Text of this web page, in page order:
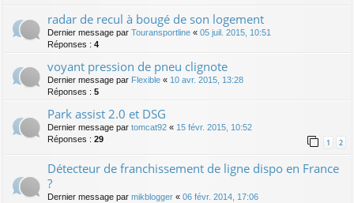
radar de recul à bougé de son logement
Dernier message par Touransportline « 05 juil. 2015, 10:51
Réponses : 4
voyant pression de pneu clignote
Dernier message par Flexible « 10 avr. 2015, 13:28
Réponses : 5
Park assist 2.0 et DSG
Dernier message par tomcat92 « 15 févr. 2015, 10:52
Réponses : 29 1 2
Détecteur de franchissement de ligne dispo en France
?
Dernier message par mikblogger « 06 févr. 2014, 17:06